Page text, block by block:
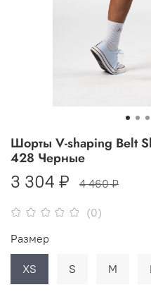
(0)
Шорты V-shaping Belt
428 Черные
3 304 ₽ 4 460 ₽
Размер
XS S M